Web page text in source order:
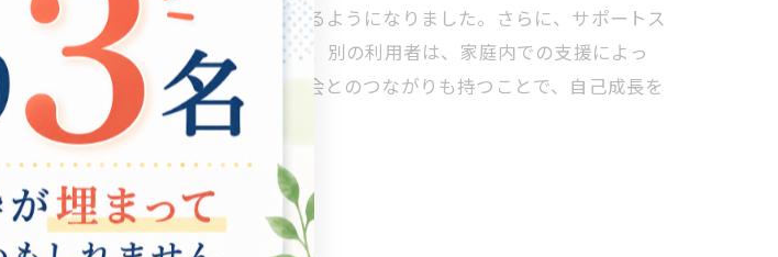
き、自信を持って仕事に取り組めるようになりました。さらに、サポートス
の維持にも繋がっています。 また、別の利用者は、家庭内での支援によっ
在宅での安心感が大きく、地域社会とのつながりも持つことで、自己成長を
て教えてくれます。